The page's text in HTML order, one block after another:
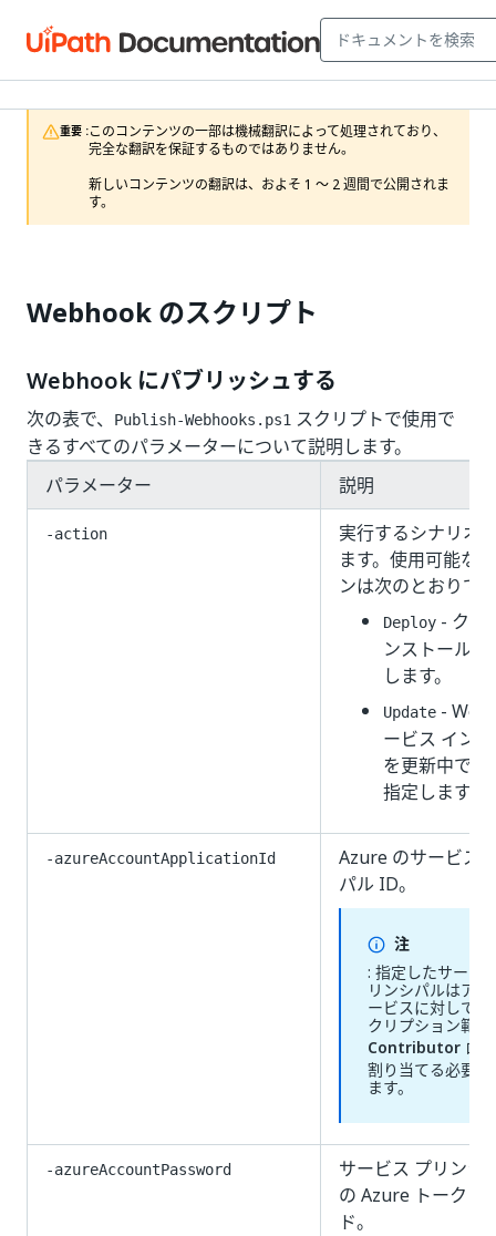
重要 :このコンテンツの一部は機械翻訳によって処理されており、
完全な翻訳を保証するものではありません。
新しいコンテンツの翻訳は、およそ 1 ～ 2 週間で公開されま
す。
Webhook のスクリプト
Webhook にパブリッシュする
次の表で、 Publish-Webhooks.ps1 スクリプトで使用で
きるすべてのパラメーターについて説明します。
パラメーター
説明
-action
実行するシナリオ
ます。使用可能な
ンは次のとおりで
Deploy - クリ
ンストール
します。
Update -
ービス イン
を更新中であ
指定します。
-azureAccountApplicationId
Azure のサービス
パル ID。
注
: 指定したサービ
リンシパルはア
ービスに対して
クリプション範囲
Contributor ロ
割り当てる必要が
ます。
-azureAccountPassword
サービス プリンシ
の Azure トークン
ド。